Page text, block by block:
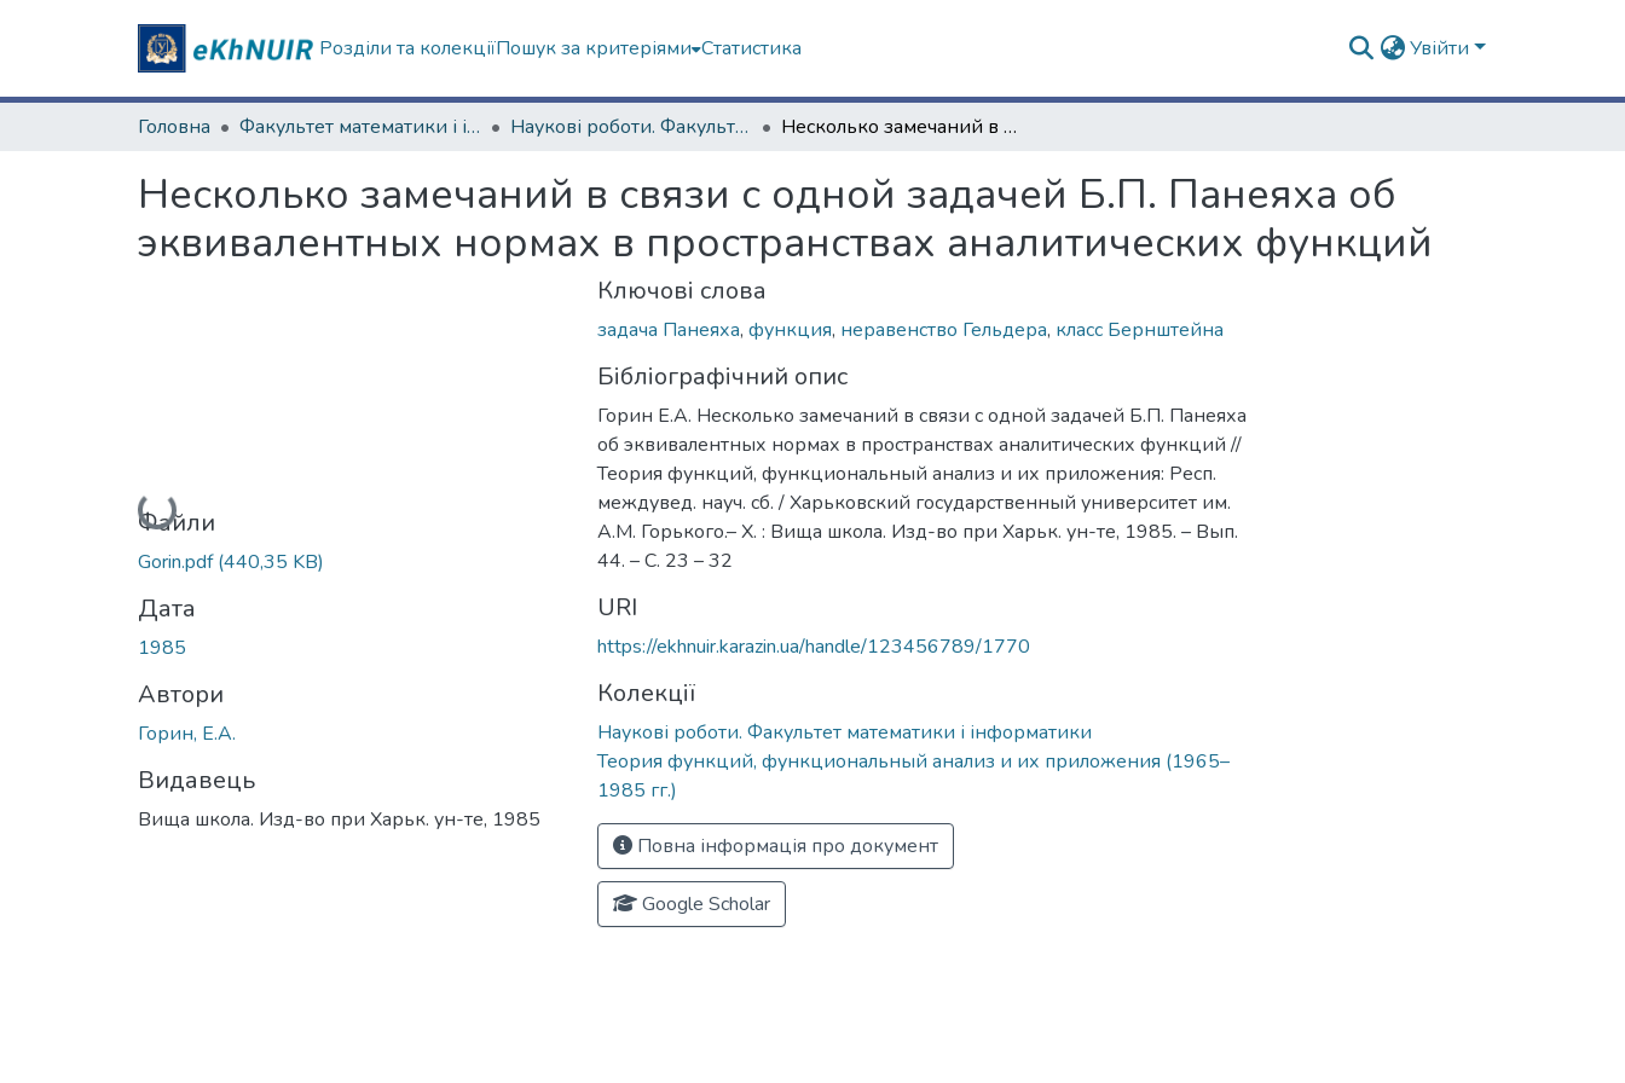
Розділи та колекціїПошук за критеріями Статистика Увійти
Головна Факультет математики і інформатики Наукові роботи. Факультет математики і інформатики Несколько замечаний в связи с одной задачей Б.П. Панеяха об эквивалентных нормах в пространствах аналитических функций
Несколько замечаний в связи с одной задачей Б.П. Панеяха об
эквивалентных нормах в пространствах аналитических функций
Вантажиться...
Файли
Gorin.pdf(440,35 KB)
Дата
1985
Автори
Горин, Е.А.
Видавець
Вища школа. Изд-во при Харьк. ун-те, 1985
Ключові слова
задача Панеяха, функция, неравенство Гельдера, класс Бернштейна
Бібліографічний опис
Горин Е.А. Несколько замечаний в связи с одной задачей Б.П. Панеяха
об эквивалентных нормах в пространствах аналитических функций //
Теория функций, функциональный анализ и их приложения: Респ.
междувед. науч. сб. / Харьковский государственный университет им.
А.М. Горького.– Х. : Вища школа. Изд-во при Харьк. ун-те, 1985. – Вып.
44. – С. 23 – 32
URI
https://ekhnuir.karazin.ua/handle/123456789/1770
Колекції
Наукові роботи. Факультет математики і інформатики
Теория функций, функциональный анализ и их приложения (1965–
1985 гг.)
Повна інформація про документ
Google Scholar